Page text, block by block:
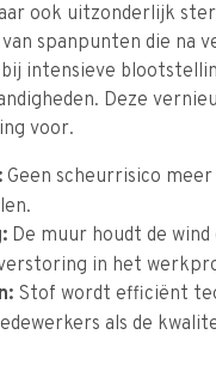
ook uitzonderlijk
spanpunten die na
intensieve
Deze
voor.
Geen scheurrisico
De muur houdt de
in het
Stof wordt efficiënt
als de